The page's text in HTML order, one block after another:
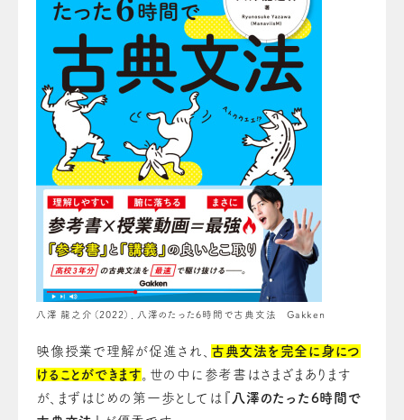
八澤 龍之介（2022）．八澤のたった6時間で古典文法 Gakken
映像授業で理解が促進され、 古典文法を完全に身につ
けることができます 。世の中に参考書はさまざまあります
が、まずはじめの第一歩としては『 八澤のたった6時間で